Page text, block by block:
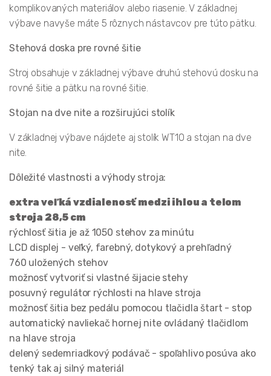
komplikovaných materiálov alebo riasenie. V základnej
výbave navyše máte 5 rôznych nástavcov pre túto pätku.
Stehová doska pre rovné šitie
Stroj obsahuje v základnej výbave druhú stehovú dosku na
rovné šitie a pätku na rovné šitie.
Stojan na dve nite a rozširujúci stolík
V základnej výbave nájdete aj stolík WT10 a stojan na dve
nite.
Dôležité vlastnosti a výhody stroja:
extra veľká vzdialenosť medzi ihlou a telom
stroja 28,5 cm
rýchlosť šitia je až 1050 stehov za minútu
LCD displej - veľký, farebný, dotykový a prehľadný
760 uložených stehov
možnosť vytvoriť si vlastné šijacie stehy
posuvný regulátor rýchlosti na hlave stroja
možnosť šitia bez pedálu pomocou tlačidla štart - stop
automatický navliekač hornej nite ovládaný tlačidlom
na hlave stroja
delený sedemriadkový podávač - spoľahlivo posúva ako
tenký tak aj silný materiál